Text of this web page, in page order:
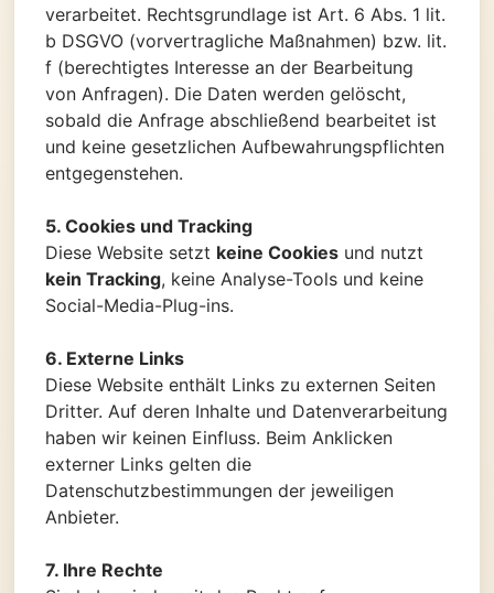
verarbeitet. Rechtsgrundlage ist Art. 6 Abs. 1 lit.
b DSGVO (vorvertragliche Maßnahmen) bzw. lit.
f (berechtigtes Interesse an der Bearbeitung
von Anfragen). Die Daten werden gelöscht,
sobald die Anfrage abschließend bearbeitet ist
und keine gesetzlichen Aufbewahrungspflichten
entgegenstehen.
5. Cookies und Tracking
Diese Website setzt keine Cookies und nutzt
kein Tracking, keine Analyse-Tools und keine
Social-Media-Plug-ins.
6. Externe Links
Diese Website enthält Links zu externen Seiten
Dritter. Auf deren Inhalte und Datenverarbeitung
haben wir keinen Einfluss. Beim Anklicken
externer Links gelten die
Datenschutzbestimmungen der jeweiligen
Anbieter.
7. Ihre Rechte